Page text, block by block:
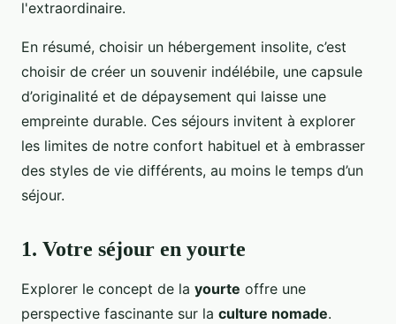
l'extraordinaire.
En résumé, choisir un hébergement insolite, c’est
choisir de créer un souvenir indélébile, une capsule
d’originalité et de dépaysement qui laisse une
empreinte durable. Ces séjours invitent à explorer
les limites de notre confort habituel et à embrasser
des styles de vie différents, au moins le temps d’un
séjour.
1. Votre séjour en yourte
Explorer le concept de la yourte offre une
perspective fascinante sur la culture nomade.